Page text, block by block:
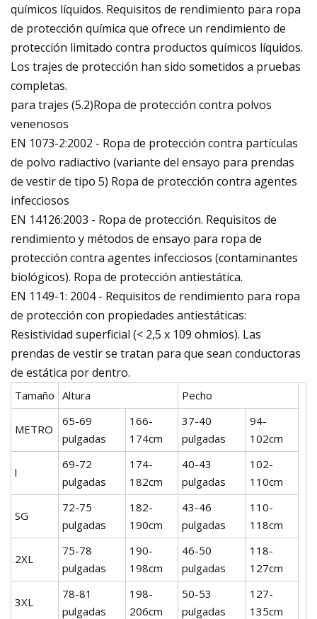
químicos líquidos. Requisitos de rendimiento para ropa
de protección química que ofrece un rendimiento de
protección limitado contra productos químicos líquidos.
Los trajes de protección han sido sometidos a pruebas
completas.
para trajes (5.2)Ropa de protección contra polvos
venenosos
EN 1073-2:2002 - Ropa de protección contra partículas
de polvo radiactivo (variante del ensayo para prendas
de vestir de tipo 5) Ropa de protección contra agentes
infecciosos
EN 14126:2003 - Ropa de protección. Requisitos de
rendimiento y métodos de ensayo para ropa de
protección contra agentes infecciosos (contaminantes
biológicos). Ropa de protección antiestática.
EN 1149-1: 2004 - Requisitos de rendimiento para ropa
de protección con propiedades antiestáticas:
Resistividad superficial (< 2,5 x 109 ohmios). Las
prendas de vestir se tratan para que sean conductoras
de estática por dentro.
Tamaño Altura Pecho
METRO
65-69
pulgadas
166-
174cm
37-40
pulgadas
94-
102cm
l
69-72
pulgadas
174-
182cm
40-43
pulgadas
102-
110cm
SG
72-75
pulgadas
182-
190cm
43-46
pulgadas
110-
118cm
2XL
75-78
pulgadas
190-
198cm
46-50
pulgadas
118-
127cm
3XL
78-81
pulgadas
198-
206cm
50-53
pulgadas
127-
135cm